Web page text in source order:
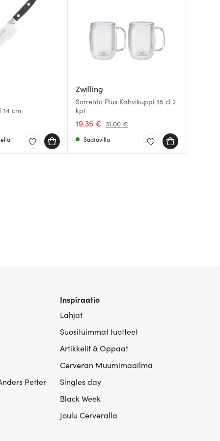
14 cm
Zwilling
Sorrento Plus Kahvikuppi 35 cl 2
kpl
19.35 € 31.00 €
Saatavilla
Petter
Inspiraatio
Lahjat
Suosituimmat tuotteet
Artikkelit & Oppaat
Cerveran Muumimaailma
Singles day
Black Week
Joulu Cerveralla